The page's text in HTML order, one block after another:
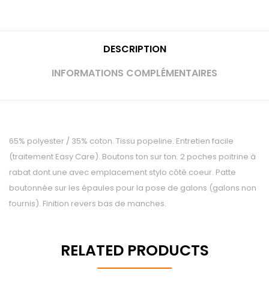
DESCRIPTION
INFORMATIONS COMPLÉMENTAIRES
65% polyester / 35% coton. Tissu popeline. Entretien facile
(traitement Easy Care). Boutons ton sur ton. 2 poches poitrine à
rabat dont une avec emplacement stylo côté coeur. Patte
boutonnée sur les épaules pour la pose de galons (galons non
fournis). Finition revers bas de manches.
RELATED PRODUCTS